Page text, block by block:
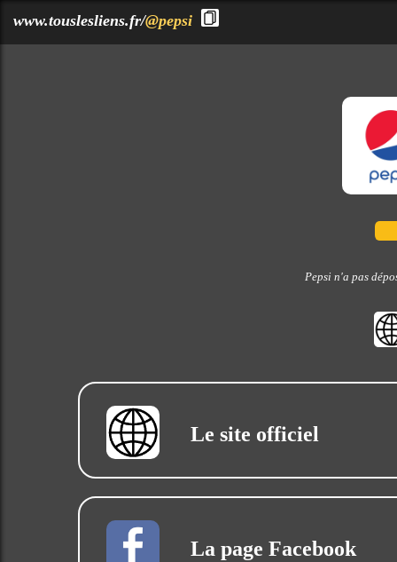
www.touslesliens.fr/@pepsi
Pepsi n'a pas
Le site officiel
La page Facebook